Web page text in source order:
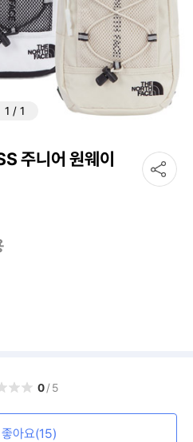
1 / 1
주니어 원웨이
0/5
좋아요(15)